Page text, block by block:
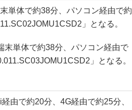
単体で約38分、パソコン経由で約
」となる。
単体で約38分、パソコン経由で
」となる。
由で約20分、4G経由で約25分、